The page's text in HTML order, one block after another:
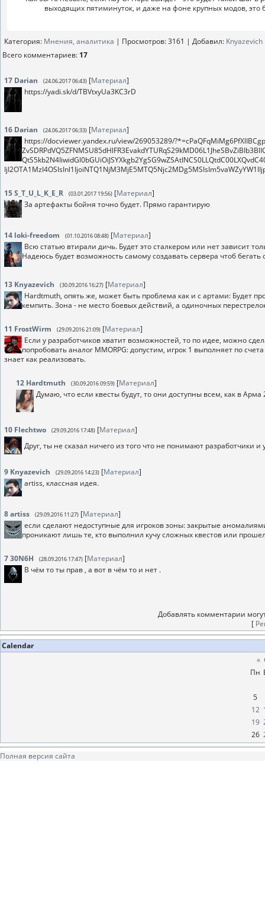
выходящих пятиминуток, и даже на фоне крупных модов, это
Категория: Мнения, аналитика | Просмотров: 3161 | Добавил: Knyazevich
Всего комментариев: 17
17 Darian (24.06.2017 06:43) [Материал]
https://yadi.sk/d/TBVtxyUa3KC3rD
16 Darian (24.06.2017 06:33) [Материал]
https://docviewer.yandex.ru/view/269053289/
15S_T_U_L_K_E_R (03.01.2017 19:56) [Материал]
За артефакты бойня точно будет. Прямо гарантирую
14 loki-freedom (01.10.2016 08:48) [Материал]
Всю статью втирали дичь. Будет это сталкером или нет зависит
Надеюсь будет возможность самому создавать сервера чтоб
13 Knyazevich (30.09.2016 16:27) [Материал]
Hardtmuth, опять же, может быть проблема как и с артами: Будет
кемпить. Зона - не место боевых действий, а одиночных
11 FrostWirm (29.09.2016 21:09) [Материал]
Если у разработчиков хватит возможностей, то по идее, можно
попробовать аналог MMORPG: допустим, игрок 1 выполняет по
знает как реализовать.
12 Hardtmuth (30.09.2016 09:59) [Материал]
Думаю, что если квесты будут, то они доступны всем, как в Арма
10 Flechtwo (29.09.2016 17:48) [Материал]
Друг, ты не сказал ничего из того что не понимают разработчики
9 Knyazevich (29.09.2016 14:23) [Материал]
artiss, классная идея.
8artiss (29.09.2016 11:27) [Материал]
если сделают недоступные для игроков зоны: закрытые
проникают лишь те, кто выполнил кучу сложных квестов или
730N6H (28.09.2016 17:47) [Материал]
В чём то ты прав , а вот в чём то и нет .
Добавлять комментарии
[
Calendar
«
Пн
5
12
19
26
Полная версия сайта